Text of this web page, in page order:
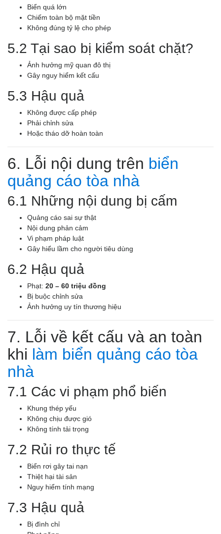
Biển quá lớn
Chiếm toàn bộ mặt tiền
Không đúng tỷ lệ cho phép
5.2 Tại sao bị kiểm soát chặt?
Ảnh hưởng mỹ quan đô thị
Gây nguy hiểm kết cấu
5.3 Hậu quả
Không được cấp phép
Phải chỉnh sửa
Hoặc tháo dỡ hoàn toàn
6. Lỗi nội dung trên biển
quảng cáo tòa nhà
6.1 Những nội dung bị cấm
Quảng cáo sai sự thật
Nội dung phản cảm
Vi phạm pháp luật
Gây hiểu lầm cho người tiêu dùng
6.2 Hậu quả
Phạt: 20 – 60 triệu đồng
Bị buộc chỉnh sửa
Ảnh hưởng uy tín thương hiệu
7. Lỗi về kết cấu và an toàn
khi làm biển quảng cáo tòa
nhà
7.1 Các vi phạm phổ biến
Khung thép yếu
Không chịu được gió
Không tính tải trọng
7.2 Rủi ro thực tế
Biển rơi gây tai nạn
Thiệt hại tài sản
Nguy hiểm tính mạng
7.3 Hậu quả
Bị đình chỉ